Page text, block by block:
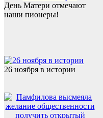
День Матери отмечают
наши пионеры!
26 ноября в истории